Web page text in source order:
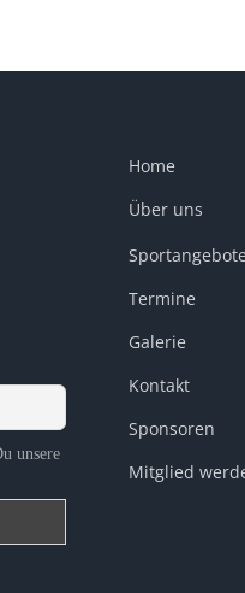
unsere
Home
Über uns
Sportangebote
Termine
Galerie
Kontakt
Sponsoren
Mitglied